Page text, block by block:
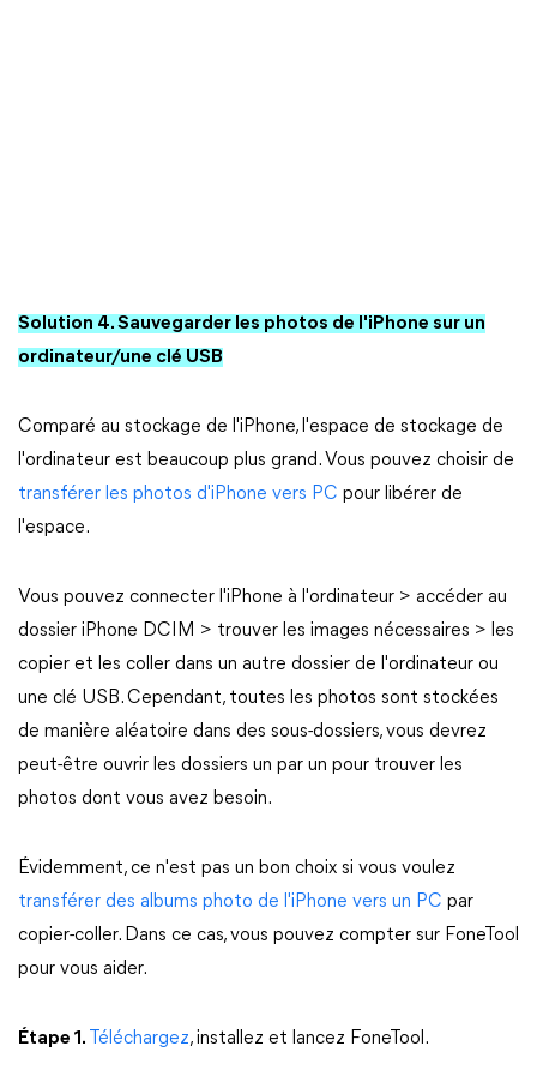
Solution 4. Sauvegarder les photos de l'iPhone sur un
ordinateur/une clé USB
Comparé au stockage de l'iPhone, l'espace de stockage de
l'ordinateur est beaucoup plus grand. Vous pouvez choisir de
transférer les photos d'iPhone vers PC pour libérer de
l'espace.
Vous pouvez connecter l'iPhone à l'ordinateur > accéder au
dossier iPhone DCIM > trouver les images nécessaires > les
copier et les coller dans un autre dossier de l'ordinateur ou
une clé USB. Cependant, toutes les photos sont stockées
de manière aléatoire dans des sous-dossiers, vous devrez
peut-être ouvrir les dossiers un par un pour trouver les
photos dont vous avez besoin.
Évidemment, ce n'est pas un bon choix si vous voulez
transférer des albums photo de l'iPhone vers un PC par
copier-coller. Dans ce cas, vous pouvez compter sur FoneTool
pour vous aider.
Étape 1. Téléchargez, installez et lancez FoneTool.